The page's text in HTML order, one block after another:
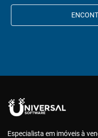
Especialista em imóveis à